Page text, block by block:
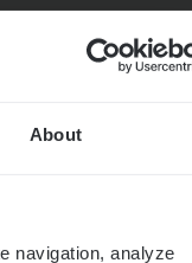
About
navigation, analyze
Meer